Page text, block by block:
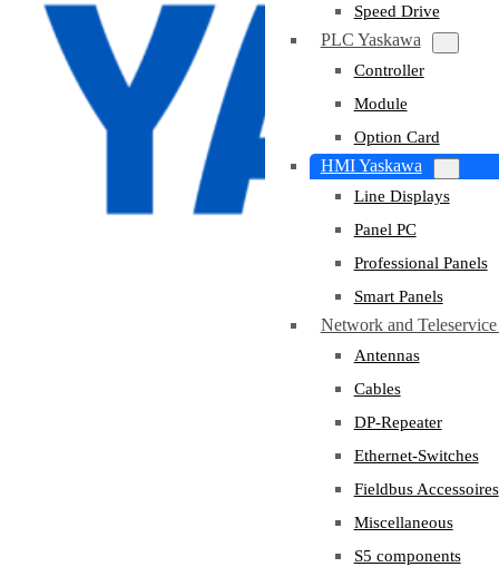
Speed Drive
PLC Yaskawa
Controller
Module
Option Card
HMI Yaskawa
Line Displays
Panel PC
Professional Panels
Smart Panels
Network and
Antennas
Cables
DP-Repeater
Ethernet-Switches
Fieldbus Accessoires
Miscellaneous
S5 components